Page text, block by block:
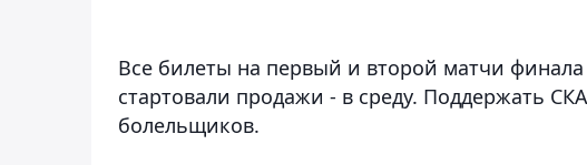
Все билеты на первый и второй матчи
стартовали продажи - в среду. Поддержать
болельщиков.